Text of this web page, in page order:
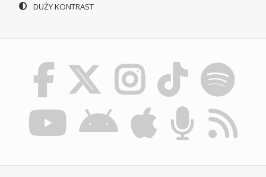
DUŻY KONTRAST